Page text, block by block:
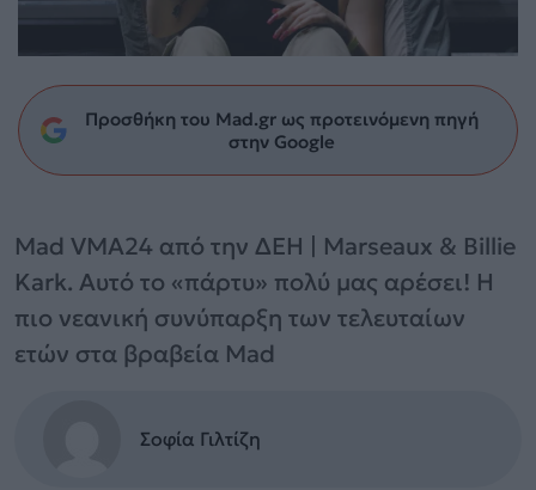
Προσθήκη του Mad.gr ως προτεινόμενη πηγή
στην Google
Mad VMA24 από την ΔΕΗ | Marseaux & Billie
Kark. Αυτό το «πάρτυ» πολύ μας αρέσει! Η
πιο νεανική συνύπαρξη των τελευταίων
ετών στα βραβεία Mad
Σοφία Γιλτίζη